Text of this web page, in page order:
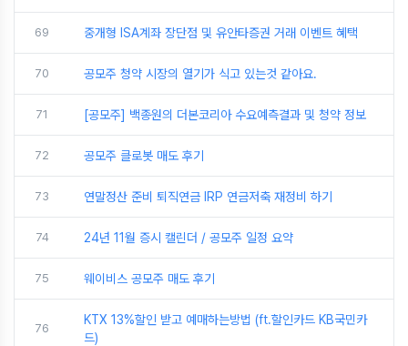
69 중개형 ISA계좌 장단점 및 유안타증권 거래 이벤트 혜택
70 공모주 청약 시장의 열기가 식고 있는것 같아요.
71 [공모주] 백종원의 더본코리아 수요예측결과 및 청약 정보
72 공모주 클로봇 매도 후기
73 연말정산 준비 퇴직연금 IRP 연금저축 재정비 하기
74 24년 11월 증시 캘린더 / 공모주 일정 요약
75 웨이비스 공모주 매도 후기
76
KTX 13%할인 받고 예매하는방법 (ft.할인카드 KB국민카
드)